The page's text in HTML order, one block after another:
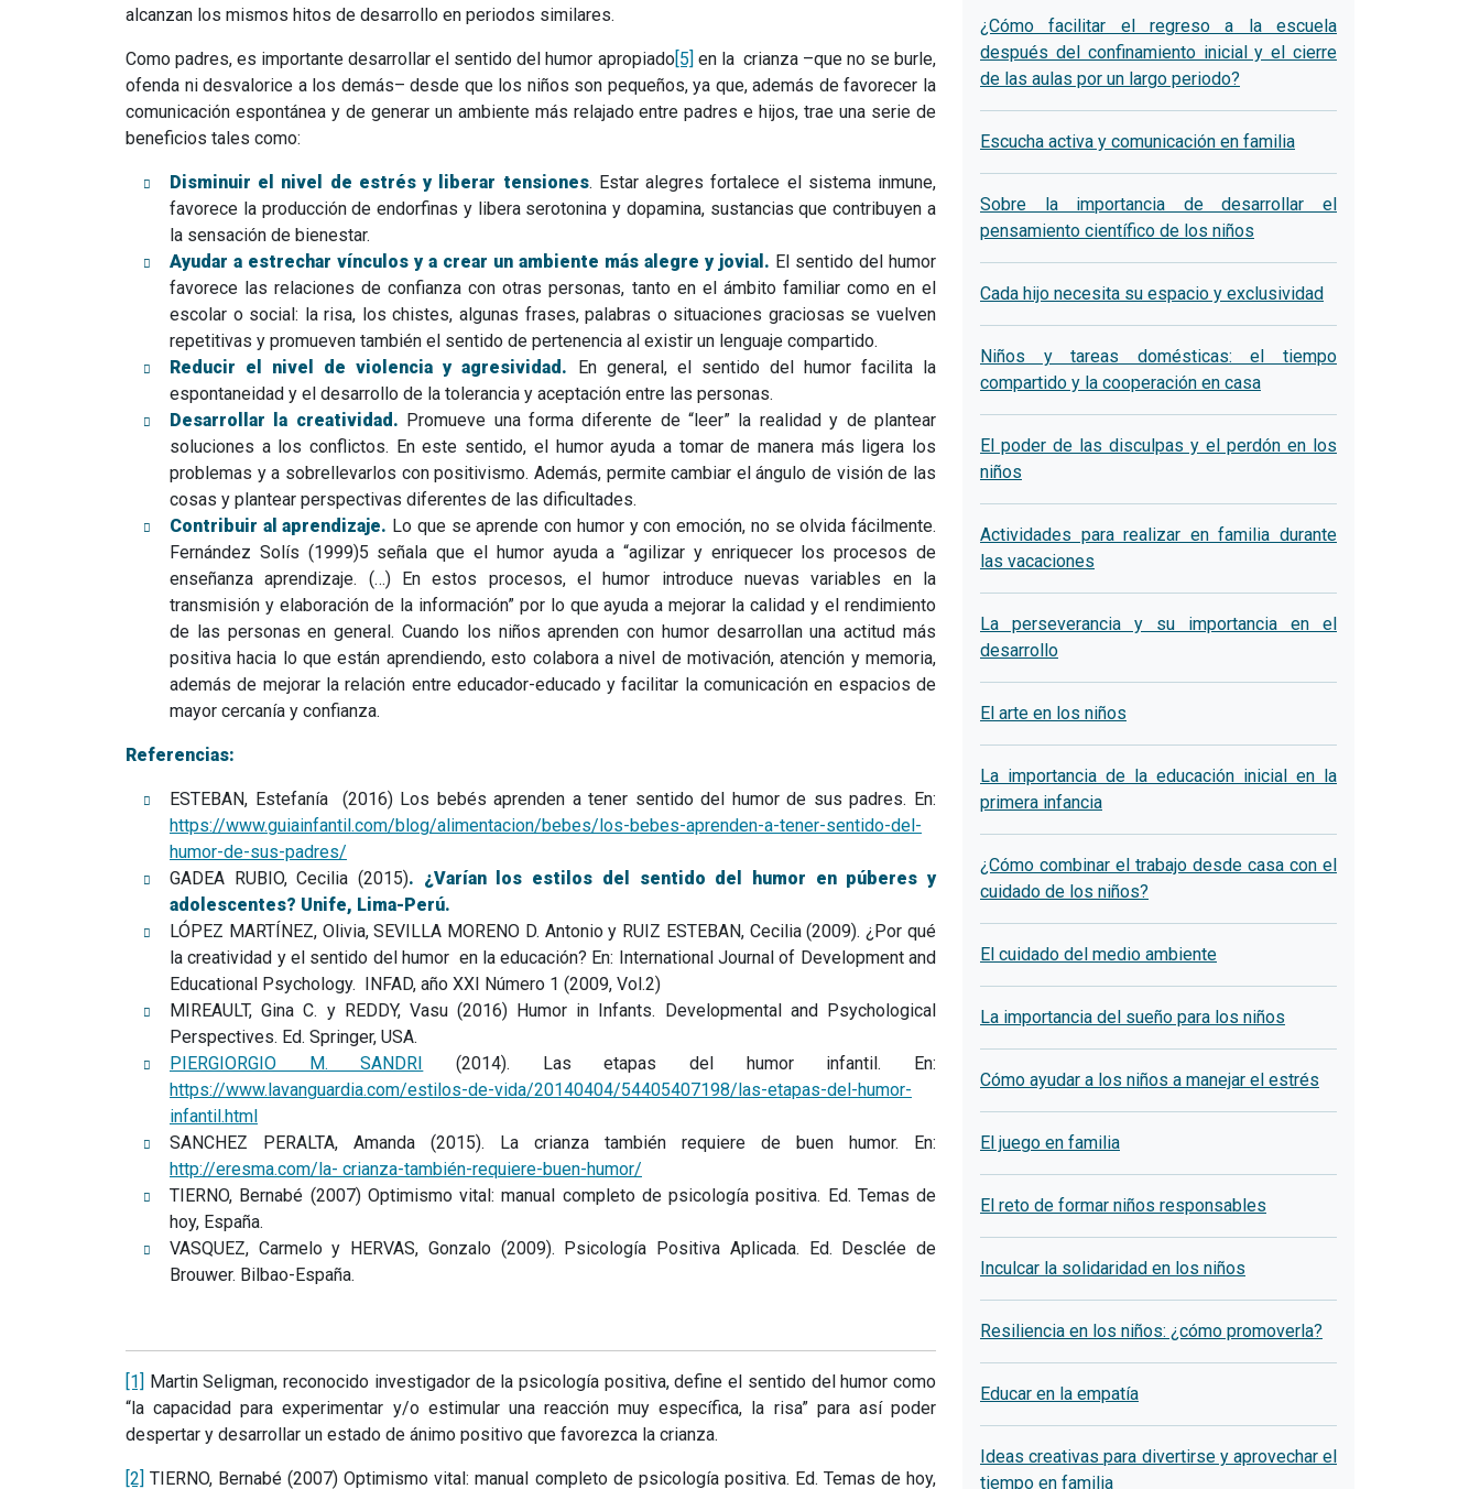
alcanzan los mismos hitos de desarrollo en periodos similares.
Como padres, es importante desarrollar el sentido del humor apropiado[5] en la crianza –que no se burle,
ofenda ni desvalorice a los demás– desde que los niños son pequeños, ya que, además de favorecer la
comunicación espontánea y de generar un ambiente más relajado entre padres e hijos, trae una serie de
beneficios tales como:
Disminuir el nivel de estrés y liberar tensiones. Estar alegres fortalece el sistema inmune,
favorece la producción de endorfinas y libera serotonina y dopamina, sustancias que contribuyen a
la sensación de bienestar.
Ayudar a estrechar vínculos y a crear un ambiente más alegre y jovial. El sentido del humor
favorece las relaciones de confianza con otras personas, tanto en el ámbito familiar como en el
escolar o social: la risa, los chistes, algunas frases, palabras o situaciones graciosas se vuelven
repetitivas y promueven también el sentido de pertenencia al existir un lenguaje compartido.
Reducir el nivel de violencia y agresividad. En general, el sentido del humor facilita la
espontaneidad y el desarrollo de la tolerancia y aceptación entre las personas.
Desarrollar la creatividad. Promueve una forma diferente de “leer” la realidad y de plantear
soluciones a los conflictos. En este sentido, el humor ayuda a tomar de manera más ligera los
problemas y a sobrellevarlos con positivismo. Además, permite cambiar el ángulo de visión de las
cosas y plantear perspectivas diferentes de las dificultades.
Contribuir al aprendizaje. Lo que se aprende con humor y con emoción, no se olvida fácilmente.
Fernández Solís (1999)5 señala que el humor ayuda a “agilizar y enriquecer los procesos de
enseñanza aprendizaje. (…) En estos procesos, el humor introduce nuevas variables en la
transmisión y elaboración de la información” por lo que ayuda a mejorar la calidad y el rendimiento
de las personas en general. Cuando los niños aprenden con humor desarrollan una actitud más
positiva hacia lo que están aprendiendo, esto colabora a nivel de motivación, atención y memoria,
además de mejorar la relación entre educador-educado y facilitar la comunicación en espacios de
mayor cercanía y confianza.
Referencias:
ESTEBAN, Estefanía (2016) Los bebés aprenden a tener sentido del humor de sus padres. En:
https://www.guiainfantil.com/blog/alimentacion/bebes/los-bebes-aprenden-a-tener-sentido-del-
humor-de-sus-padres/
GADEA RUBIO, Cecilia (2015). ¿Varían los estilos del sentido del humor en púberes y
adolescentes? Unife, Lima-Perú.
LÓPEZ MARTÍNEZ, Olivia, SEVILLA MORENO D. Antonio y RUIZ ESTEBAN, Cecilia (2009). ¿Por qué
la creatividad y el sentido del humor en la educación? En: International Journal of Development and
Educational Psychology. INFAD, año XXI Número 1 (2009, Vol.2)
MIREAULT, Gina C. y REDDY, Vasu (2016) Humor in Infants. Developmental and Psychological
Perspectives. Ed. Springer, USA.
PIERGIORGIO M. SANDRI (2014). Las etapas del humor infantil. En:
https://www.lavanguardia.com/estilos-de-vida/20140404/54405407198/las-etapas-del-humor-
infantil.html
SANCHEZ PERALTA, Amanda (2015). La crianza también requiere de buen humor. En:
http://eresma.com/la- crianza-también-requiere-buen-humor/
TIERNO, Bernabé (2007) Optimismo vital: manual completo de psicología positiva. Ed. Temas de
hoy, España.
VASQUEZ, Carmelo y HERVAS, Gonzalo (2009). Psicología Positiva Aplicada. Ed. Desclée de
Brouwer. Bilbao-España.
[1] Martin Seligman, reconocido investigador de la psicología positiva, define el sentido del humor como
“la capacidad para experimentar y/o estimular una reacción muy específica, la risa” para así poder
despertar y desarrollar un estado de ánimo positivo que favorezca la crianza.
[2] TIERNO, Bernabé (2007) Optimismo vital: manual completo de psicología positiva. Ed. Temas de hoy,
¿Cómo facilitar el regreso a la escuela
después del confinamiento inicial y el cierre
de las aulas por un largo periodo?
Escucha activa y comunicación en familia
Sobre la importancia de desarrollar el
pensamiento científico de los niños
Cada hijo necesita su espacio y exclusividad
Niños y tareas domésticas: el tiempo
compartido y la cooperación en casa
El poder de las disculpas y el perdón en los
niños
Actividades para realizar en familia durante
las vacaciones
La perseverancia y su importancia en el
desarrollo
El arte en los niños
La importancia de la educación inicial en la
primera infancia
¿Cómo combinar el trabajo desde casa con el
cuidado de los niños?
El cuidado del medio ambiente
La importancia del sueño para los niños
Cómo ayudar a los niños a manejar el estrés
El juego en familia
El reto de formar niños responsables
Inculcar la solidaridad en los niños
Resiliencia en los niños: ¿cómo promoverla?
Educar en la empatía
Ideas creativas para divertirse y aprovechar el
tiempo en familia